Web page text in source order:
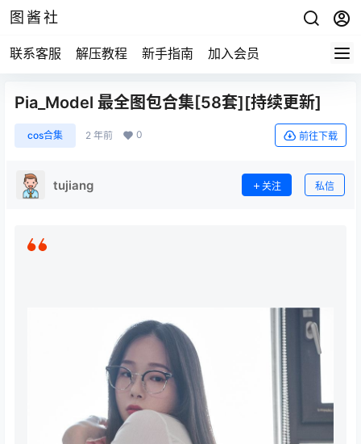
图酱社
联系客服 解压教程 新手指南 加入会员
Pia_Model 最全图包合集[58套][持续更新]
cos合集 2 年前 0 前往下载
tujiang 关注 私信